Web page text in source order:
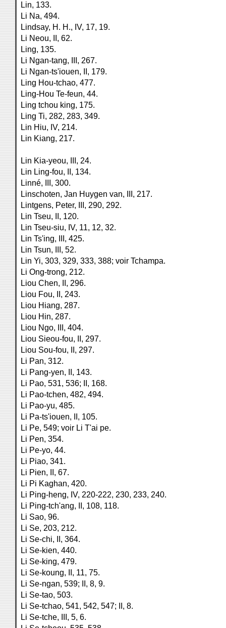
Lin, 133.
Li Na, 494.
Lindsay, H. H., IV, 17, 19.
Li Neou, II, 62.
Ling, 135.
Li Ngan-tang, III, 267.
Li Ngan-ts'iouen, II, 179.
Ling Hou-tchao, 477.
Ling-Hou Te-feun, 44.
Ling tchou king, 175.
Ling Ti, 282, 283, 349.
Lin Hiu, IV, 214.
Lin Kiang, 217.
Lin Kia-yeou, III, 24.
Lin Ling-fou, II, 134.
Linné, III, 300.
Linschoten, Jan Huygen van, III, 217.
Lintgens, Peter, III, 290, 292.
Lin Tseu, II, 120.
Lin Tseu-siu, IV, 11, 12, 32.
Lin Ts'ing, III, 425.
Lin Tsun, III, 52.
Lin Yi, 303, 329, 333, 388; voir Tchampa.
Li Ong-trong, 212.
Liou Chen, II, 296.
Liou Fou, II, 243.
Liou Hiang, 287.
Liou Hin, 287.
Liou Ngo, III, 404.
Liou Sieou-fou, II, 297.
Liou Sou-fou, II, 297.
Li Pan, 312.
Li Pang-yen, II, 143.
Li Pao, 531, 536; II, 168.
Li Pao-tchen, 482, 494.
Li Pao-yu, 485.
Li Pa-ts'iouen, II, 105.
Li Pe, 549; voir Li T'ai pe.
Li Pen, 354.
Li Pe-yo, 44.
Li Piao, 341.
Li Pien, II, 67.
Li Pi Kaghan, 420.
Li Ping-heng, IV, 220-222, 230, 233, 240.
Li Ping-tch'ang, II, 108, 118.
Li Sao, 96.
Li Se, 203, 212.
Li Se-chi, II, 364.
Li Se-kien, 440.
Li Se-king, 479.
Li Se-koung, II, 11, 75.
Li Se-ngan, 539; II, 8, 9.
Li Se-tao, 503.
Li Se-tchao, 541, 542, 547; II, 8.
Li Se-tche, III, 5, 6.